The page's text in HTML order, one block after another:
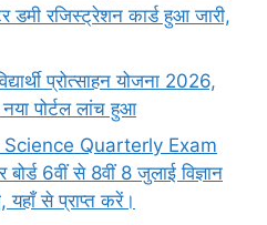
डमी रजिस्ट्रेशन कार्ड हुआ जारी,
प्रोत्साहन योजना 2026,
पोर्टल लांच हुआ
Quarterly Exam
6वीं से 8वीं 8 जुलाई विज्ञान
यहाँ से प्राप्त करें।